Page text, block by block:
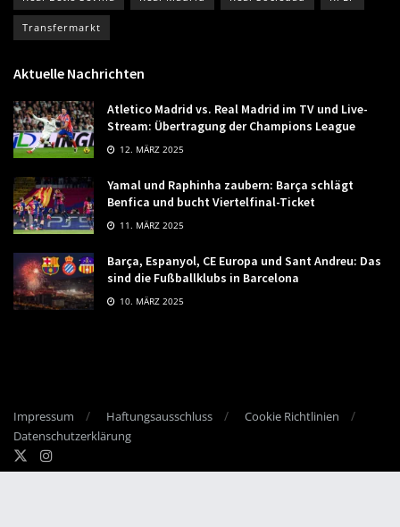
Transfermarkt
Aktuelle Nachrichten
Atletico Madrid vs. Real Madrid im TV und Live-
Stream: Übertragung der Champions League
12. MÄRZ 2025
Yamal und Raphinha zaubern: Barça schlägt
Benfica und bucht Viertelfinal-Ticket
11. MÄRZ 2025
Barça, Espanyol, CE Europa und Sant Andreu: Das
sind die Fußballklubs in Barcelona
10. MÄRZ 2025
Impressum Haftungsausschluss
Cookie Richtlinien
Datenschutzerklärung